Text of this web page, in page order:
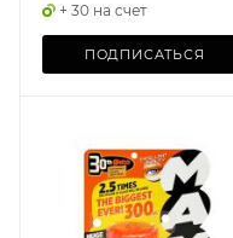
+ 30 на счет
ПОДПИСАТЬСЯ